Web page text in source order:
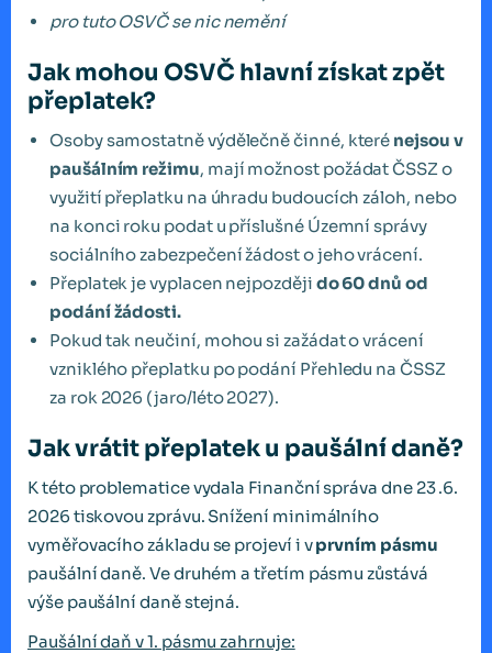
pro tuto OSVČ se nic nemění
Jak mohou OSVČ hlavní získat zpět
přeplatek?
Osoby samostatně výdělečně činné, které nejsou v
paušálním režimu, mají možnost požádat ČSSZ o
využití přeplatku na úhradu budoucích záloh, nebo
na konci roku podat u příslušné Územní správy
sociálního zabezpečení žádost o jeho vrácení.
Přeplatek je vyplacen nejpozději do 60 dnů od
podání žádosti.
Pokud tak neučiní, mohou si zažádat o vrácení
vzniklého přeplatku po podání Přehledu na ČSSZ
za rok 2026 (jaro/léto 2027).
Jak vrátit přeplatek u paušální daně?
K této problematice vydala Finanční správa dne 23 .6.
2026 tiskovou zprávu. Snížení minimálního
vyměřovacího základu se projeví i vprvním pásmu
paušální daně. Ve druhém a třetím pásmu zůstává
výše paušální daně stejná.
Paušální daň v 1. pásmu zahrnuje: